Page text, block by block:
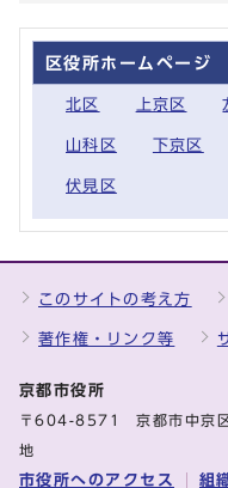
区役所ホームページ
北区 上京区
山科区 下京区
伏見区
このサイトの考え方
著作権・リンク等
京都市役所
〒604-8571 京都市中京区
地
市役所へのアクセス 組